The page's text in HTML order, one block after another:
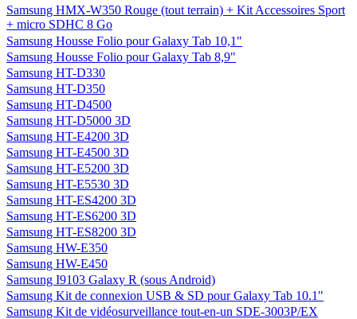
Samsung HMX-W350 Rouge (tout terrain) + Kit Accessoires Sport
+ micro SDHC 8 Go
Samsung Housse Folio pour Galaxy Tab 10,1"
Samsung Housse Folio pour Galaxy Tab 8,9"
Samsung HT-D330
Samsung HT-D350
Samsung HT-D4500
Samsung HT-D5000 3D
Samsung HT-E4200 3D
Samsung HT-E4500 3D
Samsung HT-E5200 3D
Samsung HT-E5530 3D
Samsung HT-ES4200 3D
Samsung HT-ES6200 3D
Samsung HT-ES8200 3D
Samsung HW-E350
Samsung HW-E450
Samsung I9103 Galaxy R (sous Android)
Samsung Kit de connexion USB & SD pour Galaxy Tab 10.1"
Samsung Kit de vidéosurveillance tout-en-un SDE-3003P/EX